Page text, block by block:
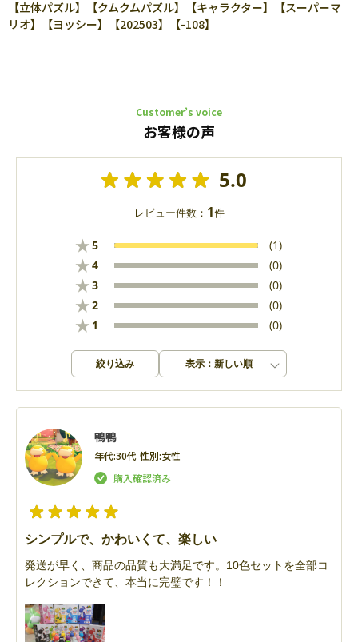
【立体パズル】【クムクムパズル】【キャラクター】【スーパーマ
リオ】【ヨッシー】【202503】【-108】
Customer’s voice
お客様の声
5.0
レビュー件数： 1件
★5 (1)
★4 (0)
★3 (0)
★2 (0)
★ 1 (0)
絞り込み 表示：新しい順
鴨鴨
年代:30代 性別:女性
シンプルで、かわいくて、楽しい
発送が早く、商品の品質も大満足です。10色セットを全部コ
レクションできて、本当に完璧です！！